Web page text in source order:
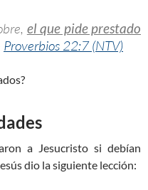
el que pide prestado
Proverbios 22:7 (NTV)
a Jesucristo si debían
dio la siguiente lección: